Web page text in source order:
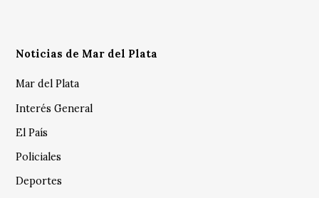
Noticias de Mar del Plata
Mar del Plata
Interés General
El País
Policiales
Deportes